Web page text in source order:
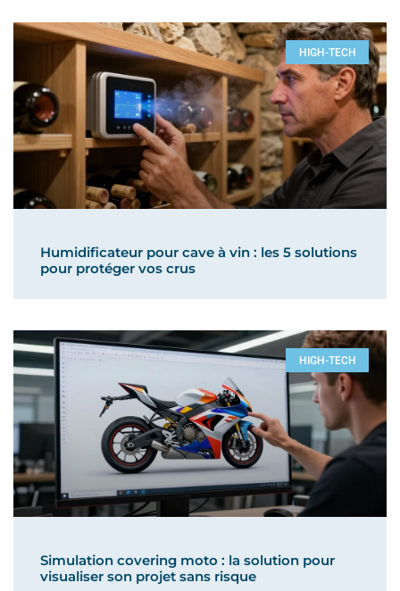
HIGH-TECH
Humidificateur pour cave à vin : les 5 solutions
pour protéger vos crus
HIGH-TECH
Simulation covering moto : la solution pour
visualiser son projet sans risque